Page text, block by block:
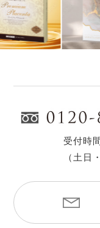
受付時
（土日